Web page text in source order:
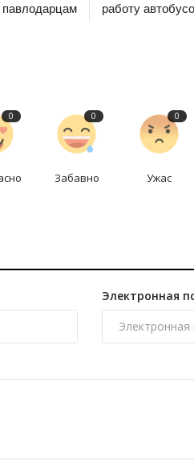
павлодарцам
работу
0 0
Забавно
0
Ужас
Электронная
Общество